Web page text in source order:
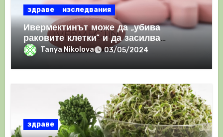
здраве изследвания
Ивермектинът може да „убива
раковите клетки“ и да засилва
имунния отговор
Tanya Nikolova 03/05/2024
здраве